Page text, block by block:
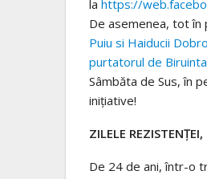
la https://
De asemenea, tot în
Puiu si Haiducii
purtatorul de Biruinta
Sâmbăta de Sus, în
inițiative!
ZILELE
De 24 de ani, într-o